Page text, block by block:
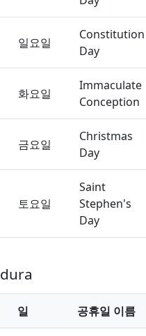
일요일
Constitution
Day
화요일
Immaculate
Conception
금요일
Christmas
Day
토요일
Saint
Stephen's
Day
일 공휴일 이름